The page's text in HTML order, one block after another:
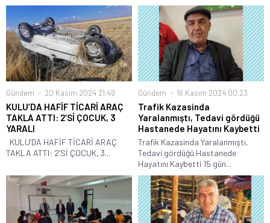
Gündem 20 Kasım 2024 21:49
KULU’DA HAFİF TİCARİ ARAÇ
TAKLA ATTI: 2’Sİ ÇOCUK, 3
YARALI
KULU’DA HAFİF TİCARİ ARAÇ
TAKLA ATTI: 2’Sİ ÇOCUK, 3...
Gündem 16 Kasım 2024 00:23
Trafik Kazasinda
Yaralanmıştı, Tedavi gördüğü
Hastanede Hayatını Kaybetti
Trafik Kazasinda Yaralanmıştı,
Tedavi gördüğü Hastanede
Hayatını Kaybetti 15 gün...